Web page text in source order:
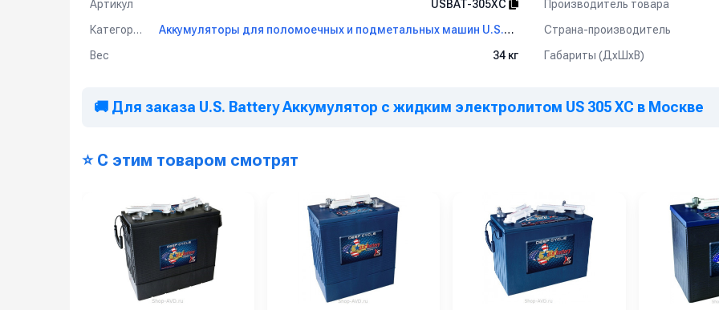
Технические характеристики:
Модель: US 305 XC.
Тип: батарея с жидким электролитом (свинцово-кислотная).
Напряжение: 6 В.
Артикул USBAT-305XC Производитель товара
Категория
Аккумуляторы для поломоечных и подметальных машин U.S.Battery Страна-производитель
Вес
34 кг Габариты (ДхШхВ)
🚚 Для заказа U.S. Battery Аккумулятор с жидким электролитом US 305 XC в Москве
⭐ С этим товаром смотрят